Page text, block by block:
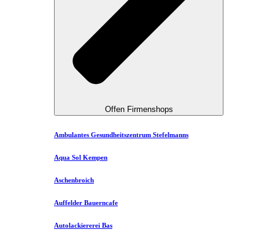
Offen Firmenshops
Ambulantes Gesundheitszentrum Stefelmanns
Aqua Sol Kempen
Aschenbroich
Auffelder Bauerncafe
Autolackiererei Bas